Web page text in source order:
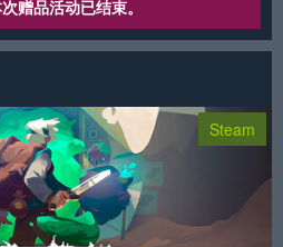
赠品活动已结束。
Steam